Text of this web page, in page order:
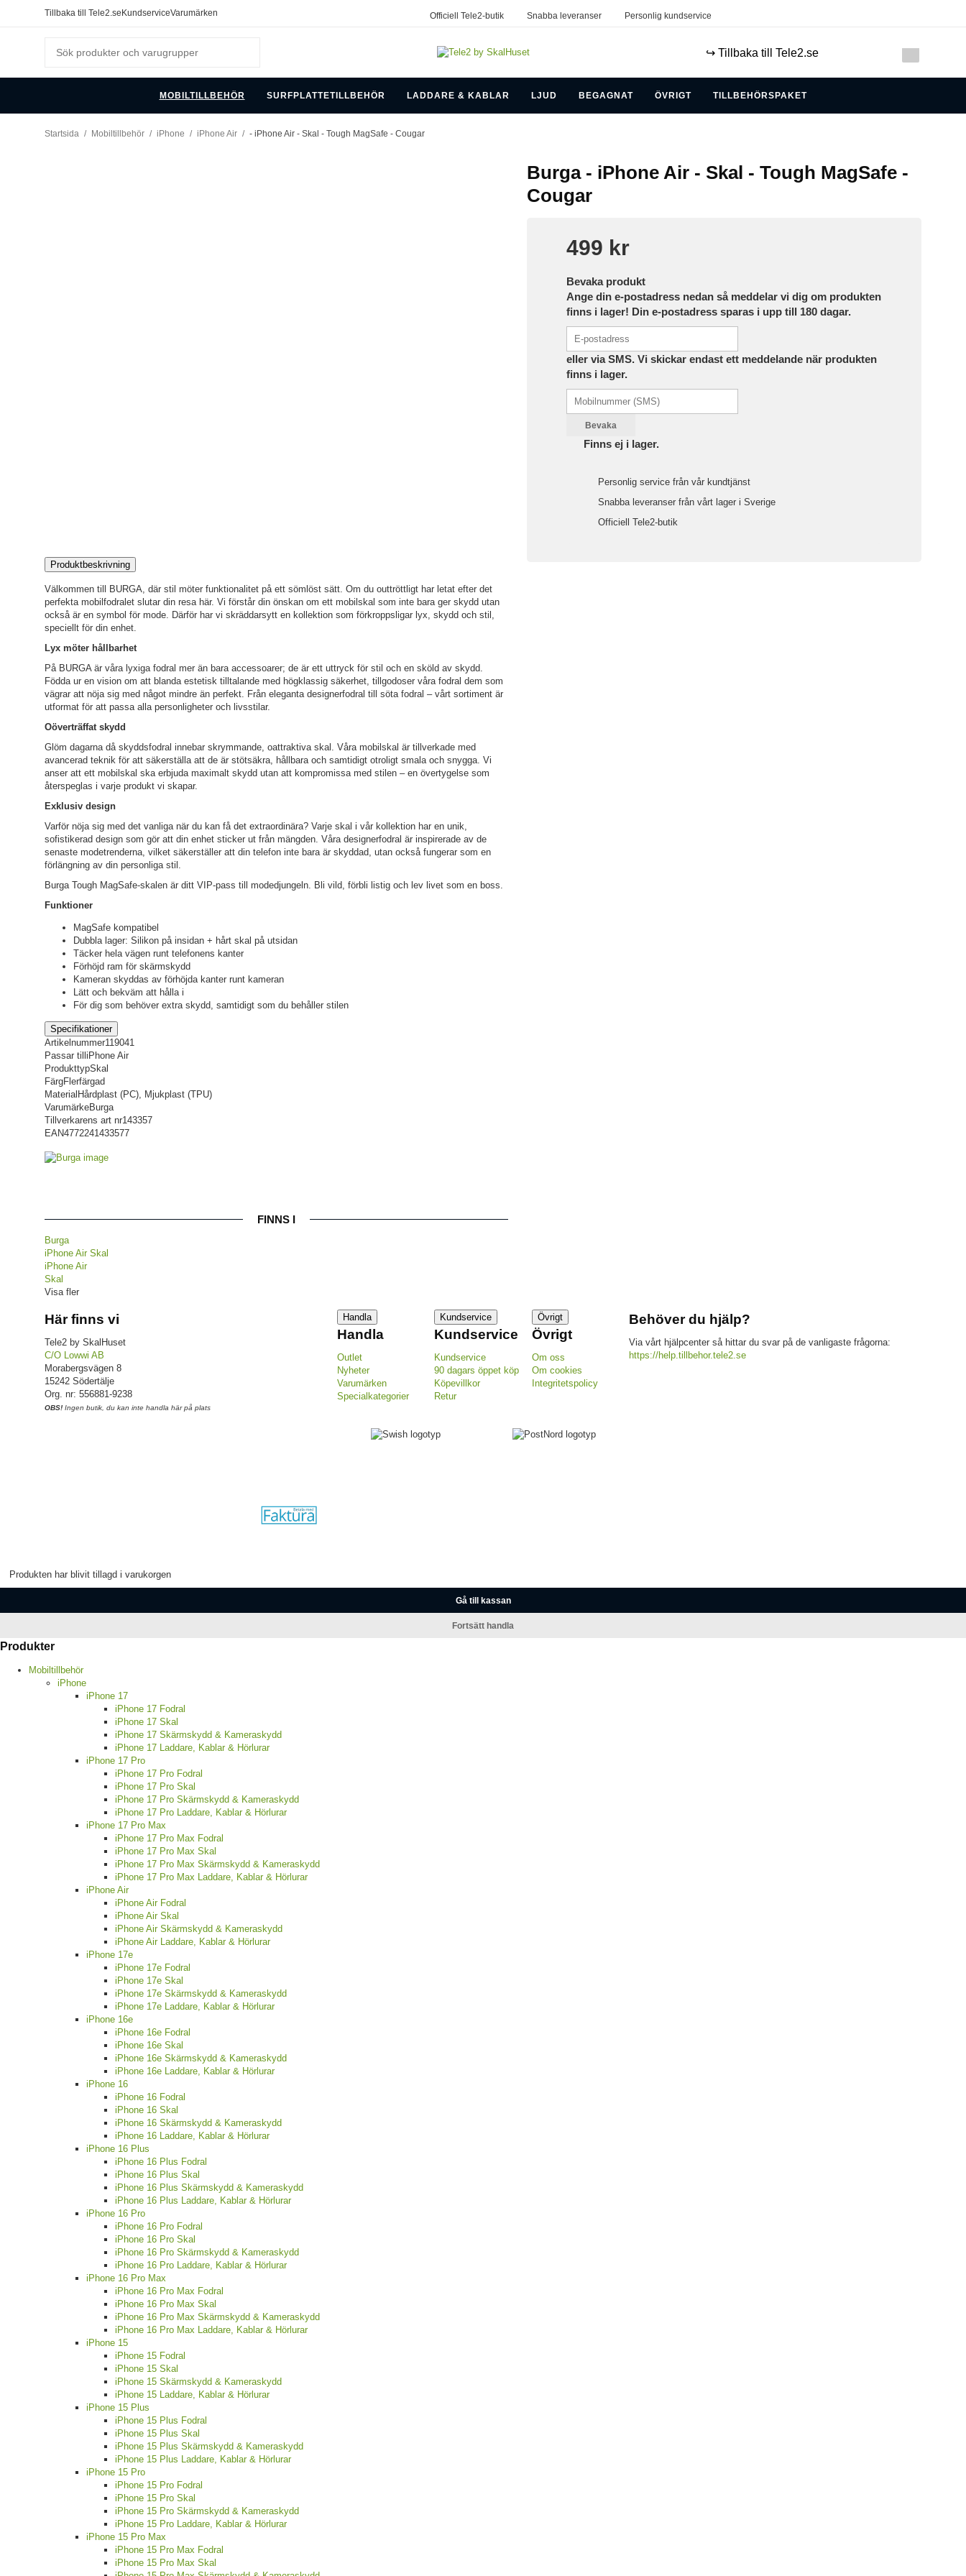
Tillbaka till Tele2.se KundserviceVarumärken Officiell Tele2-butik Snabba leveranser Personlig kundservice
↪️ Tillbaka till Tele2.se
MOBILTILLBEHÖR SURFPLATTETILLBEHÖR LADDARE & KABLAR LJUD BEGAGNAT ÖVRIGT TILLBEHÖRSPAKET
Startsida / Mobiltillbehör / iPhone / iPhone Air / - iPhone Air - Skal - Tough MagSafe - Cougar
Burga - iPhone Air - Skal - Tough MagSafe -
Cougar
499 kr
Bevaka produkt
Ange din e-postadress nedan så meddelar vi dig om produkten
finns i lager! Din e-postadress sparas i upp till 180 dagar.
eller via SMS. Vi skickar endast ett meddelande när produkten
finns i lager.
Bevaka
Finns ej i lager.
Personlig service från vår kundtjänst
Snabba leveranser från vårt lager i Sverige
Officiell Tele2-butik
Produktbeskrivning
Välkommen till BURGA, där stil möter funktionalitet på ett sömlöst sätt. Om du outtröttligt har letat efter det
perfekta mobilfodralet slutar din resa här. Vi förstår din önskan om ett mobilskal som inte bara ger skydd utan
också är en symbol för mode. Därför har vi skräddarsytt en kollektion som förkroppsligar lyx, skydd och stil,
speciellt för din enhet.
Lyx möter hållbarhet
På BURGA är våra lyxiga fodral mer än bara accessoarer; de är ett uttryck för stil och en sköld av skydd.
Födda ur en vision om att blanda estetisk tilltalande med högklassig säkerhet, tillgodoser våra fodral dem som
vägrar att nöja sig med något mindre än perfekt. Från eleganta designerfodral till söta fodral – vårt sortiment är
utformat för att passa alla personligheter och livsstilar.
Oöverträffat skydd
Glöm dagarna då skyddsfodral innebar skrymmande, oattraktiva skal. Våra mobilskal är tillverkade med
avancerad teknik för att säkerställa att de är stötsäkra, hållbara och samtidigt otroligt smala och snygga. Vi
anser att ett mobilskal ska erbjuda maximalt skydd utan att kompromissa med stilen – en övertygelse som
återspeglas i varje produkt vi skapar.
Exklusiv design
Varför nöja sig med det vanliga när du kan få det extraordinära? Varje skal i vår kollektion har en unik,
sofistikerad design som gör att din enhet sticker ut från mängden. Våra designerfodral är inspirerade av de
senaste modetrenderna, vilket säkerställer att din telefon inte bara är skyddad, utan också fungerar som en
förlängning av din personliga stil.
Burga Tough MagSafe-skalen är ditt VIP-pass till modedjungeln. Bli vild, förbli listig och lev livet som en boss.
Funktioner
MagSafe kompatibel
Dubbla lager: Silikon på insidan + hårt skal på utsidan
Täcker hela vägen runt telefonens kanter
Förhöjd ram för skärmskydd
Kameran skyddas av förhöjda kanter runt kameran
Lätt och bekväm att hålla i
För dig som behöver extra skydd, samtidigt som du behåller stilen
Specifikationer
Artikelnummer119041
Passar till iPhone Air
ProdukttypSkal
FärgFlerfärgad
Material Hårdplast (PC), Mjukplast (TPU)
VarumärkeBurga
Tillverkarens art nr143357
EAN4772241433577
FINNS I
Burga
iPhone Air Skal
iPhone Air
Skal
Visa fler
Här finns vi
Tele2 by SkalHuset
C/O Lowwi AB
Morabergsvägen 8
15242 Södertälje
Org. nr: 556881-9238
OBS! Ingen butik, du kan inte handla här på plats
Handla
Handla
Outlet
Nyheter
Varumärken
Specialkategorier
Kundservice
Kundservice
Kundservice
90 dagars öppet köp
Köpevillkor
Retur
Övrigt
Övrigt
Om oss
Om cookies
Integritetspolicy
Behöver du hjälp?
Via vårt hjälpcenter så hittar du svar på de vanligaste frågorna:
https://help.tillbehor.tele2.se
Produkten har blivit tillagd i varukorgen
Gå till kassan
Fortsätt handla
Produkter
Mobiltillbehör
iPhone
iPhone 17
iPhone 17 Fodral
iPhone 17 Skal
iPhone 17 Skärmskydd & Kameraskydd
iPhone 17 Laddare, Kablar & Hörlurar
iPhone 17 Pro
iPhone 17 Pro Fodral
iPhone 17 Pro Skal
iPhone 17 Pro Skärmskydd & Kameraskydd
iPhone 17 Pro Laddare, Kablar & Hörlurar
iPhone 17 Pro Max
iPhone 17 Pro Max Fodral
iPhone 17 Pro Max Skal
iPhone 17 Pro Max Skärmskydd & Kameraskydd
iPhone 17 Pro Max Laddare, Kablar & Hörlurar
iPhone Air
iPhone Air Fodral
iPhone Air Skal
iPhone Air Skärmskydd & Kameraskydd
iPhone Air Laddare, Kablar & Hörlurar
iPhone 17e
iPhone 17e Fodral
iPhone 17e Skal
iPhone 17e Skärmskydd & Kameraskydd
iPhone 17e Laddare, Kablar & Hörlurar
iPhone 16e
iPhone 16e Fodral
iPhone 16e Skal
iPhone 16e Skärmskydd & Kameraskydd
iPhone 16e Laddare, Kablar & Hörlurar
iPhone 16
iPhone 16 Fodral
iPhone 16 Skal
iPhone 16 Skärmskydd & Kameraskydd
iPhone 16 Laddare, Kablar & Hörlurar
iPhone 16 Plus
iPhone 16 Plus Fodral
iPhone 16 Plus Skal
iPhone 16 Plus Skärmskydd & Kameraskydd
iPhone 16 Plus Laddare, Kablar & Hörlurar
iPhone 16 Pro
iPhone 16 Pro Fodral
iPhone 16 Pro Skal
iPhone 16 Pro Skärmskydd & Kameraskydd
iPhone 16 Pro Laddare, Kablar & Hörlurar
iPhone 16 Pro Max
iPhone 16 Pro Max Fodral
iPhone 16 Pro Max Skal
iPhone 16 Pro Max Skärmskydd & Kameraskydd
iPhone 16 Pro Max Laddare, Kablar & Hörlurar
iPhone 15
iPhone 15 Fodral
iPhone 15 Skal
iPhone 15 Skärmskydd & Kameraskydd
iPhone 15 Laddare, Kablar & Hörlurar
iPhone 15 Plus
iPhone 15 Plus Fodral
iPhone 15 Plus Skal
iPhone 15 Plus Skärmskydd & Kameraskydd
iPhone 15 Plus Laddare, Kablar & Hörlurar
iPhone 15 Pro
iPhone 15 Pro Fodral
iPhone 15 Pro Skal
iPhone 15 Pro Skärmskydd & Kameraskydd
iPhone 15 Pro Laddare, Kablar & Hörlurar
iPhone 15 Pro Max
iPhone 15 Pro Max Fodral
iPhone 15 Pro Max Skal